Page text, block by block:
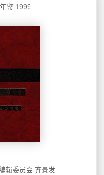
鉴 1999
辑委员会 齐景发